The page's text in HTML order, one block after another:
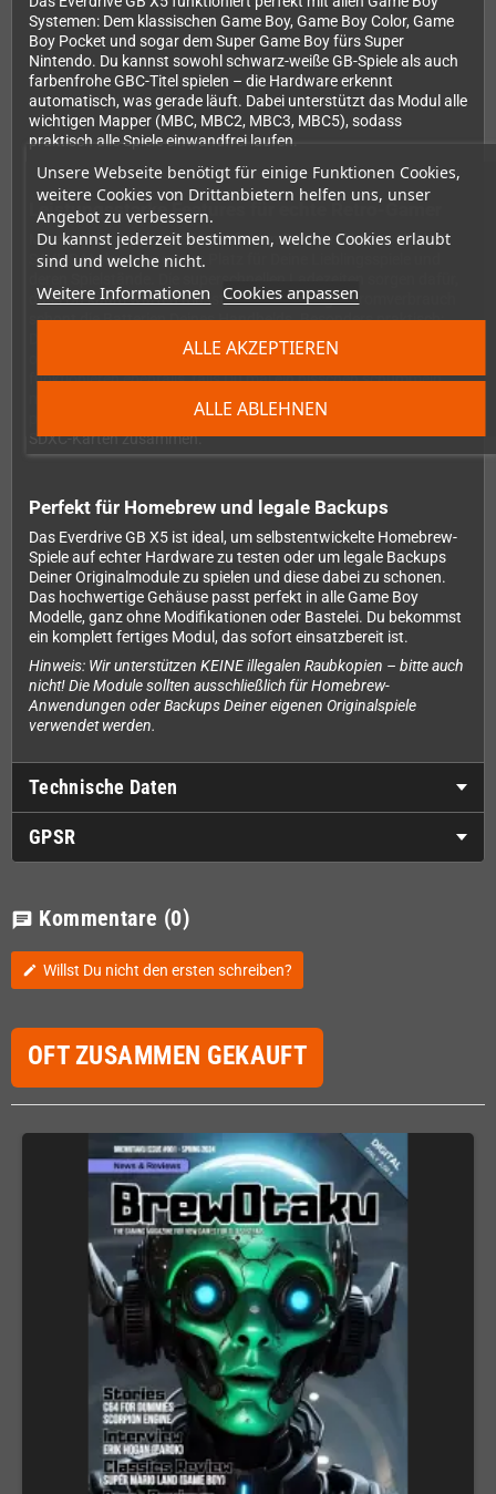
Unsere Webseite benötigt für einige Funktionen Cookies,
weitere Cookies von Drittanbietern helfen uns, unser
Angebot zu verbessern.
Du kannst jederzeit bestimmen, welche Cookies erlaubt
sind und welche nicht.
Weitere Informationen Cookies anpassen
ALLE ABLEHNEN
ALLE AKZEPTIEREN
Systemen: Dem klassischen Game Boy, Game Boy Color, Game
Boy Pocket und sogar dem Super Game Boy fürs Super
Nintendo. Du kannst sowohl schwarz-weiße GB-Spiele als auch
farbenfrohe GBC-Titel spielen – die Hardware erkennt
automatisch, was gerade läuft. Dabei unterstützt das Modul alle
wichtigen Mapper (MBC, MBC2, MBC3, MBC5), sodass
praktisch alle Spiele einwandfrei laufen.
Leistungsstarke Features für echte Retro-Gamer
Mit einer maximalen ROM-Größe von 8 MB und bis zu 128 KB
SAVE RAM hast Du genug Platz für Deine Lieblingsspiele und
dass Du kaum warten musst, und der niedrige Stromverbrauch
schont die Batterien Deines Handhelds. Besonders praktisch:
Die Soft-Reset-Funktion bringt Dich jederzeit zurück ins Menü,
ohne das Modul ziehen zu müssen. GameGenie-Cheats
funktionieren ebenfalls, falls Du mal ein bisschen schummeln
möchtest! Das Betriebssystem unterstützt bis zu 1000 Dateien
pro Ordner und arbeitet problemlos mit modernen SDHC- und
SDXC-Karten zusammen.
Perfekt für Homebrew und legale Backups
Das Everdrive GB X5 ist ideal, um selbstentwickelte Homebrew-
Spiele auf echter Hardware zu testen oder um legale Backups
Deiner Originalmodule zu spielen und diese dabei zu schonen.
Das hochwertige Gehäuse passt perfekt in alle Game Boy
Modelle, ganz ohne Modifikationen oder Bastelei. Du bekommst
ein komplett fertiges Modul, das sofort einsatzbereit ist.
Hinweis: Wir unterstützen KEINE illegalen Raubkopien – bitte auch
nicht! Die Module sollten ausschließlich für Homebrew-
Anwendungen oder Backups Deiner eigenen Originalspiele
verwendet werden.
Technische Daten
GPSR
chat Kommentare (0)
edit Willst Du nicht den ersten schreiben?
OFT ZUSAMMEN GEKAUFT